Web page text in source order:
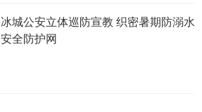
冰城公安立体巡防宣教 织密暑期防溺水
安全防护网